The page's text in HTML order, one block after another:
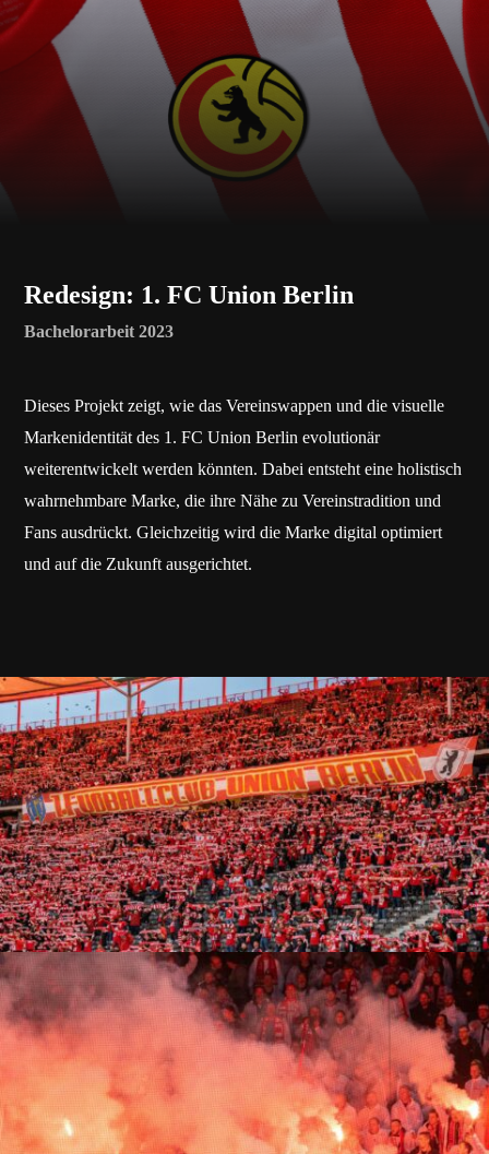
Redesign: 1. FC Union Berlin
Bachelorarbeit 2023
Dieses Projekt zeigt, wie das Vereinswappen und die visuelle
Markenidentität des 1. FC Union Berlin evolutionär
weiterentwickelt werden könnten. Dabei entsteht eine holistisch
wahrnehmbare Marke, die ihre Nähe zu Vereinstradition und
Fans ausdrückt. Gleichzeitig wird die Marke digital optimiert
und auf die Zukunft ausgerichtet.